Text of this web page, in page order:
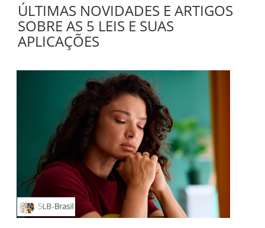
ÚLTIMAS NOVIDADES E ARTIGOS
SOBRE AS 5 LEIS E SUAS
APLICAÇÕES